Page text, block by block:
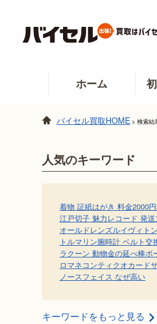
ホーム
バイセル買取HOME > 検索結
人気のキーワード
着物 証紙はがき 料金2000
江戸切子 魅力 レコード 発
オールドレンズルイヴィト
トルマリン腕時計 ベルト交
ラクーン 動物金の延べ棒ボ
ロマネコンティクオカード
ノースフェイス なぜ高い
キーワードをもっと見る